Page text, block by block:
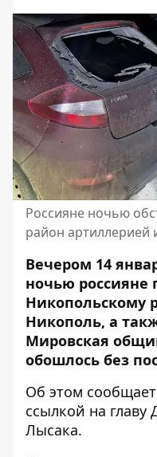
Россияне ночью
район артиллерией
Вечером 14
ночью россияне
Никопольскому
Никополь, а
Мировская
обошлось без
Об этом
ссылкой на
Лысака.